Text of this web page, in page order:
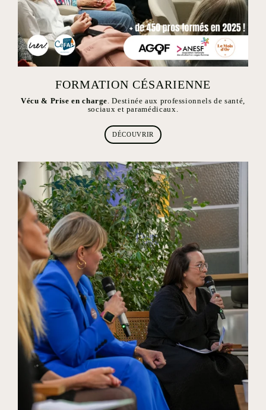
FORMATION CÉSARIENNE
Vécu & Prise en charge. Destinée aux professionnels de santé,
sociaux et paramédicaux.
DÉCOUVRIR